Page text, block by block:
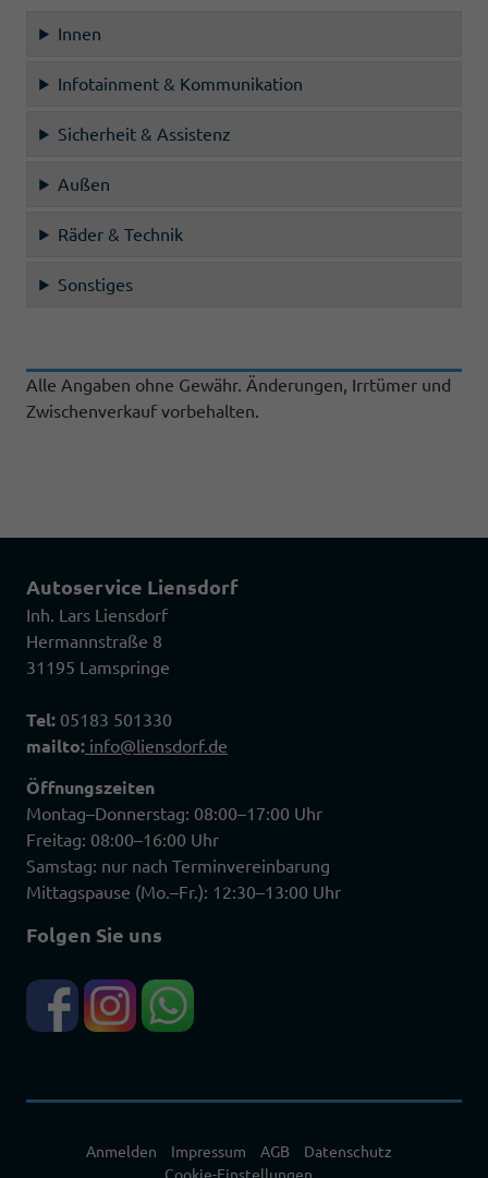
Innen
Infotainment & Kommunikation
Sicherheit & Assistenz
Außen
Räder & Technik
Sonstiges
Alle Angaben ohne Gewähr. Änderungen, Irrtümer und
Zwischenverkauf vorbehalten.
Autoservice Liensdorf
Inh. Lars Liensdorf
Hermannstraße 8
31195 Lamspringe
Tel: 05183 501330
mailto: info@liensdorf.de
Öffnungszeiten
Montag–Donnerstag: 08:00–17:00 Uhr
Freitag: 08:00–16:00 Uhr
Samstag: nur nach Terminvereinbarung
Mittagspause (Mo.–Fr.): 12:30–13:00 Uhr
Folgen Sie uns
Anmelden Impressum AGB
Datenschutz
Cookie-Einstellungen